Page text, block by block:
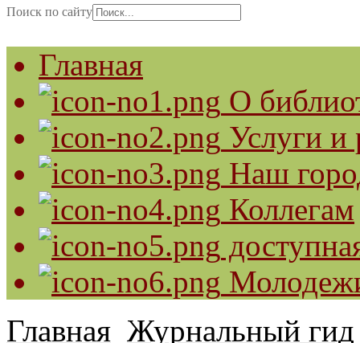
Поиск по сайту
Главная
О
Услуги и
Наш
Коллегам
Главная Журнальный гид